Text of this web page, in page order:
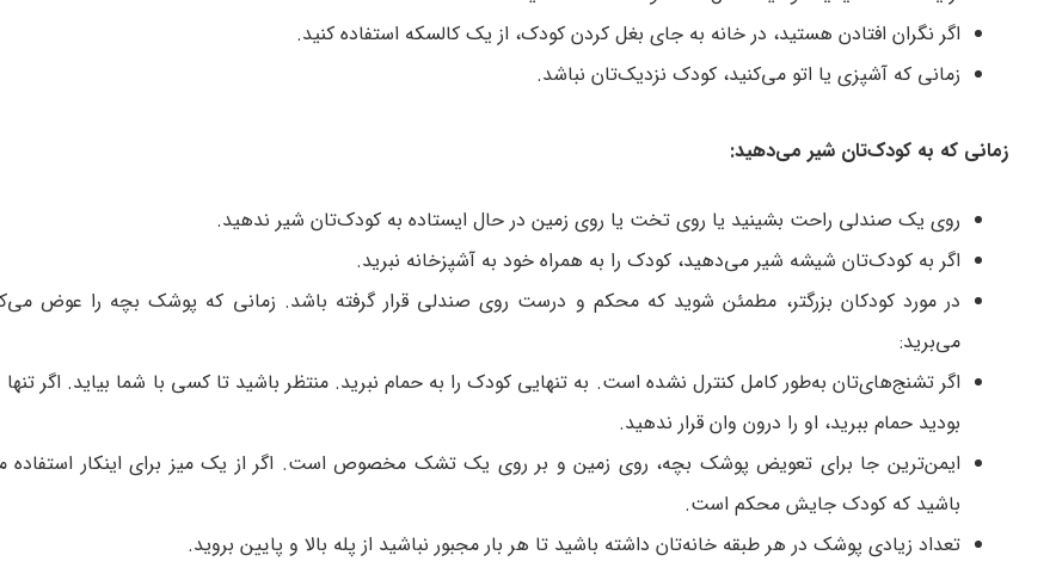
اگر نگران افتادن هستید، در خانه به جای بغل کردن کودک، از یک کالسکه استفاده کنید.
زمانی که آشپزی یا اتو می‌کنید، کودک نزدیک‌تان نباشد.
زمانی که به کودک‌تان شیر می‌دهید:
روی یک صندلی راحت بشینید یا روی تخت یا روی زمین در حال ایستاده به کودک‌تان شیر ندهید.
اگر به کودک‌تان شیشه شیر می‌دهید، کودک را به همراه خود به آشپزخانه نبرید.
در مورد کودکان بزرگتر، مطمئن شوید که محکم و درست روی صندلی قرار گرفته باشد. زمانی که پوشک بچه را عوض
می‌برید:
اگر تشنج‌های‌تان به‌طور کامل کنترل نشده است. به تنهایی کودک را به حمام نبرید. منتظر باشید تا کسی با شما بیاید. اگر
بودید حمام ببرید، او را درون وان قرار ندهید.
ایمن‌ترین جا برای تعویض پوشک بچه، روی زمین و بر روی یک تشک مخصوص است. اگر از یک میز برای اینکار استفاده
باشید که کودک جایش محکم است.
تعداد زیادی پوشک در هر طبقه خانه‌تان داشته باشید تا هر بار مجبور نباشید از پله بالا و پایین بروید.